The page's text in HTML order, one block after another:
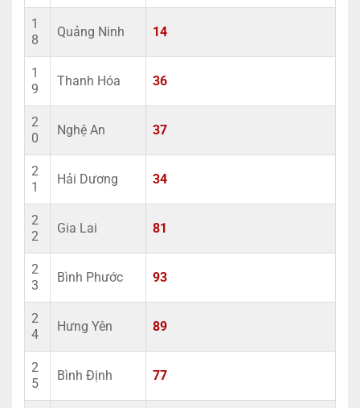
1
8
Quảng Ninh 14
1
9
Thanh Hóa 36
2
0
Nghệ An 37
2
1
Hải Dương 34
2
2
Gia Lai 81
2
3
Bình Phước 93
2
4
Hưng Yên 89
2
5
Bình Định 77